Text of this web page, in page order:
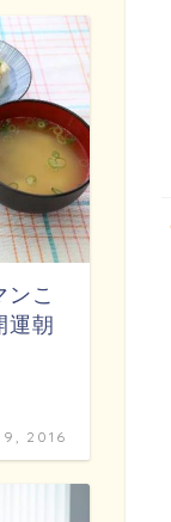
ンこ
運朝
9, 2016